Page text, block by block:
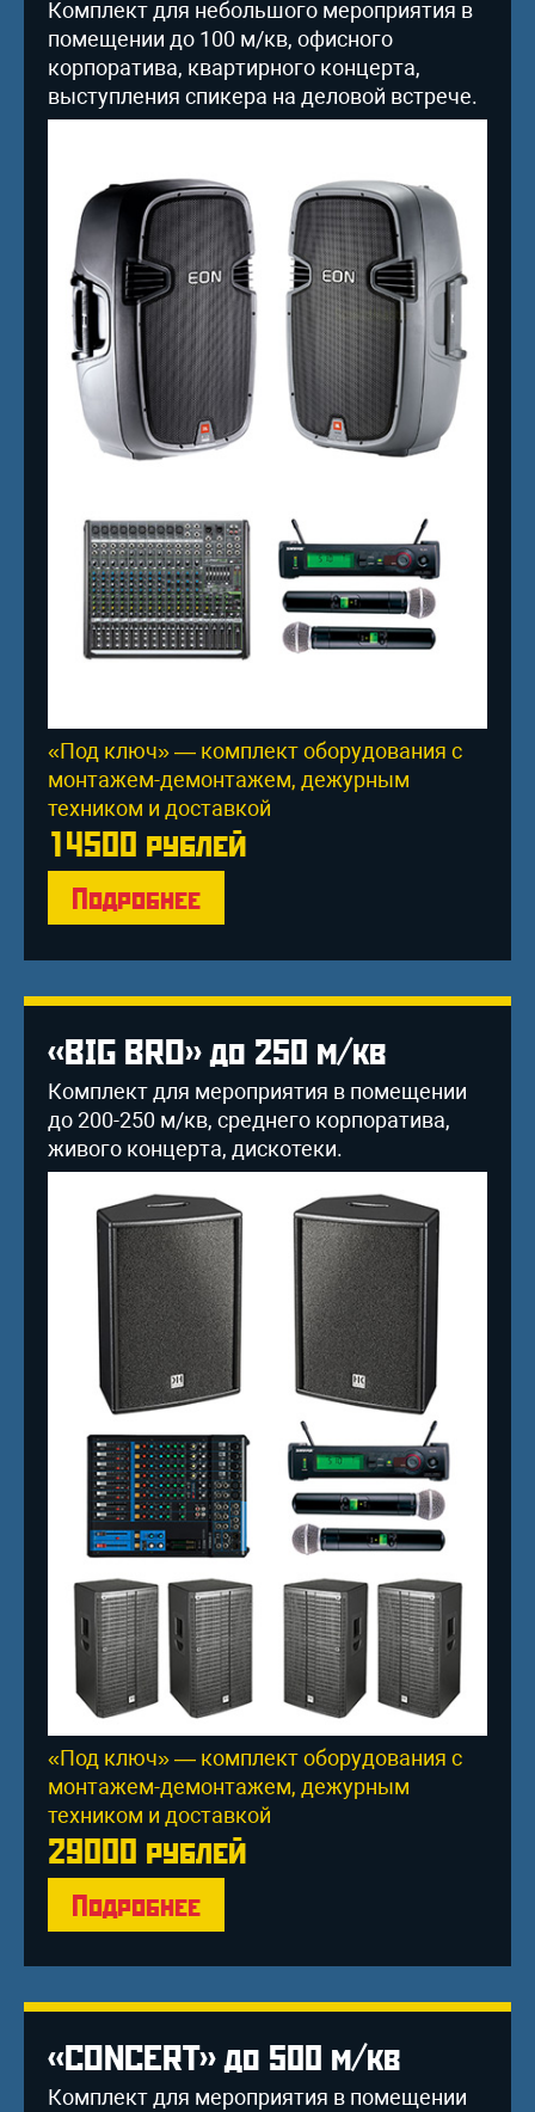
Комплект для небольшого мероприятия в
помещении до 100 м/кв, офисного
корпоратива, квартирного концерта,
выступления спикера на деловой встрече.
«Под ключ» — комплект оборудования с
монтажем-демонтажем, дежурным
техником и доставкой
14500 рублей
Подробнее
«BIG BRO» до 250 м/кв
Комплект для мероприятия в помещении
до 200-250 м/кв, среднего корпоратива,
живого концерта, дискотеки.
«Под ключ» — комплект оборудования с
монтажем-демонтажем, дежурным
техником и доставкой
29000 рублей
Подробнее
«CONCERT» до 500 м/кв
Комплект для мероприятия в помещении